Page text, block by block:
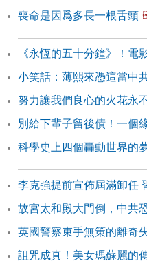
喪命是因爲多長一根舌頭
《永恆的五十分鐘》！電
小笑話：薄熙來憑這當中
努力讓我們良心的火花永
別給下輩子留後債！一個
科學史上四個轟動世界的
李克強提前宣佈屆滿卸任
故宮太和殿大門倒，中共
英國警察束手無策的離奇
詛咒成真！美女瑪蘇麗的